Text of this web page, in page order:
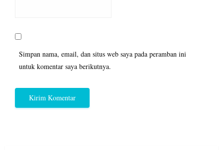
Simpan nama, email, dan situs web saya pada peramban ini
untuk komentar saya berikutnya.